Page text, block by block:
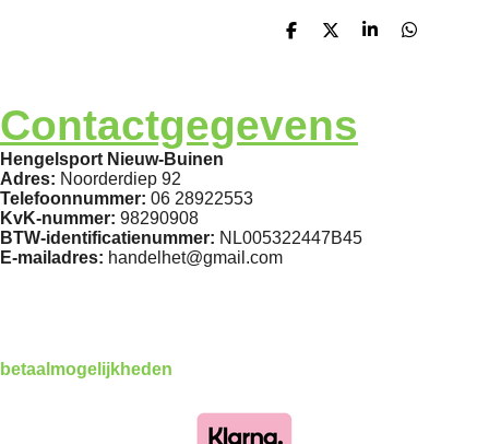
D
D
S
D
Contactgegevens
Hengelsport Nieuw-Buinen
Adres: Noorderdiep 92
Telefoonnummer: 06 28922553
KvK-nummer: 98290908
BTW-identificatienummer: NL005322447B45
E-mailadres: handelhet@gmail.com
betaalmogelijkheden